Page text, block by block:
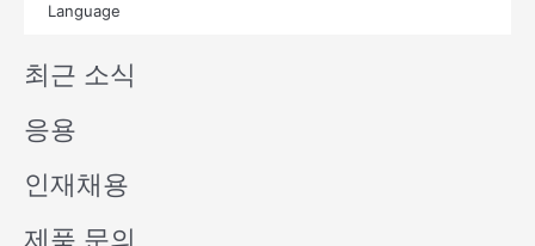
u
e
i
n
Language
최근 소식
응용
인재채용
제품 문의